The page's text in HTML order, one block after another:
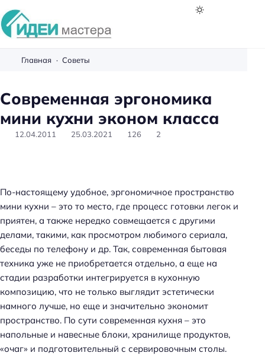
м
а
а
Главная Советы
Современная эргономика
мини кухни эконом класса
12.04.2011 25.03.2021 126 2
По-настоящему удобное, эргономичное пространство
мини кухни – это то место, где процесс готовки легок и
приятен, а также нередко совмещается с другими
делами, такими, как просмотром любимого сериала,
беседы по телефону и др. Так, современная бытовая
техника уже не приобретается отдельно, а еще на
стадии разработки интегрируется в кухонную
композицию, что не только выглядит эстетически
намного лучше, но еще и значительно экономит
пространство. По сути современная кухня – это
напольные и навесные блоки, хранилище продуктов,
«очаг» и подготовительный с сервировочным столы.